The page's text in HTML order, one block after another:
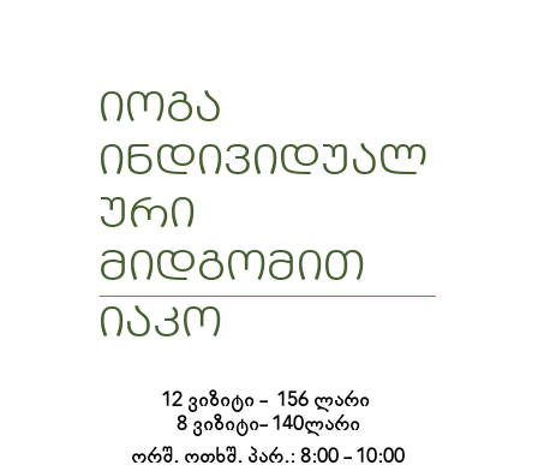
იოგა
ინდივიდუალ
ური
მიდგომით
იაკო
12 ვიზიტი -  156 ლარი
8 ვიზიტი- 140ლარი
ორშ. ოთხშ. პარ.: 8:00 - 10:00